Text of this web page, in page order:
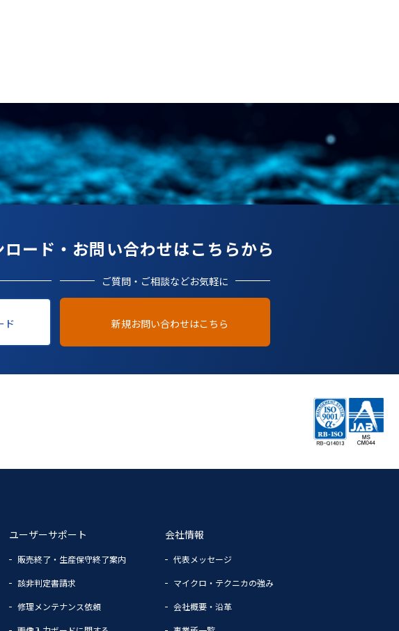
ード・ お問い合わせはこちらから
ド
ご質問・ご相談などお気軽に
新規お問い合わせはこちら
ユーザーサポート
販売終了・生産保守終了案内
該非判定書請求
修理メンテナンス依頼
会社情報
代表メッセージ
マイクロ・テクニカの強み
会社概要・沿革